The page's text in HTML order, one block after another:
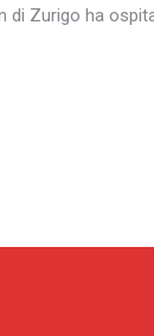
di Zurigo ha